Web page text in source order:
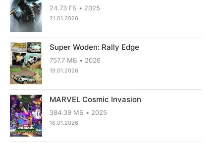
24.73 ГБ 2025
21.01.2026
Super Woden: Rally Edge
757.7 МБ 2026
19.01.2026
MARVEL Cosmic Invasion
384.39 МБ 2025
18.01.2026